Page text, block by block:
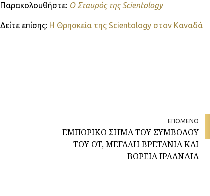
Παρακολουθήστε: Ο Σταυρός της Scientology
Δείτε επίσης: Η Θρησκεία της Scientology στον Καναδά
ΕΠΟΜΕΝΟ
ΕΜΠΟΡΙΚΟ ΣΗΜΑ ΤΟΥ ΣΥΜΒΟΛΟΥ
ΤΟΥ OT, ΜΕΓΑΛΗ ΒΡΕΤΑΝΙΑ ΚΑΙ
ΒΟΡΕΙΑ ΙΡΛΑΝΔΙΑ